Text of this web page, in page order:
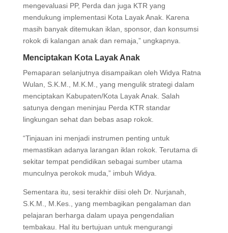
mengevaluasi PP, Perda dan juga KTR yang
mendukung implementasi Kota Layak Anak. Karena
masih banyak ditemukan iklan, sponsor, dan konsumsi
rokok di kalangan anak dan remaja,” ungkapnya.
Menciptakan Kota Layak Anak
Pemaparan selanjutnya disampaikan oleh Widya Ratna
Wulan, S.K.M., M.K.M., yang mengulik strategi dalam
menciptakan Kabupaten/Kota Layak Anak. Salah
satunya dengan meninjau Perda KTR standar
lingkungan sehat dan bebas asap rokok.
“Tinjauan ini menjadi instrumen penting untuk
memastikan adanya larangan iklan rokok. Terutama di
sekitar tempat pendidikan sebagai sumber utama
munculnya perokok muda,” imbuh Widya.
Sementara itu, sesi terakhir diisi oleh Dr. Nurjanah,
S.K.M., M.Kes., yang membagikan pengalaman dan
pelajaran berharga dalam upaya pengendalian
tembakau. Hal itu bertujuan untuk mengurangi